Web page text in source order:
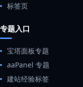
标签页
专题入口
宝塔面板专题
aaPanel 专题
建站经验标签